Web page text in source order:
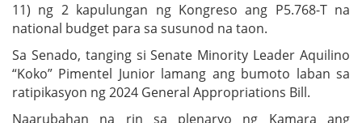
11) ng 2 kapulungan ng Kongreso ang P5.768-T na
national budget para sa susunod na taon.
Sa Senado, tanging si Senate Minority Leader Aquilino
“Koko” Pimentel Junior lamang ang bumoto laban sa
ratipikasyon ng 2024 General Appropriations Bill.
Naarubahan na rin sa plenaryo ng Kamara ang